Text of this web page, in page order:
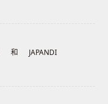
和
JAPANDI